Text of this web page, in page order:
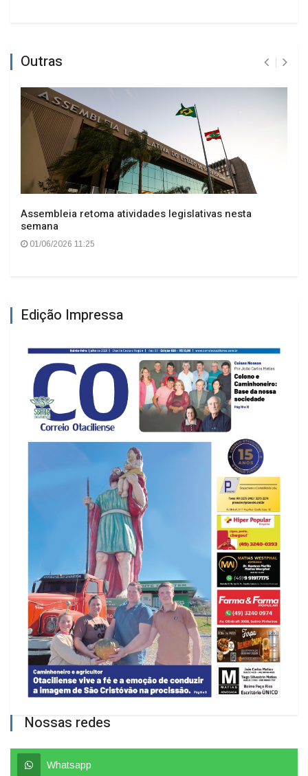
Outras
Assembleia retoma atividades legislativas nesta
semana
01/06/2026 11:25
Edição Impressa
Nossas redes
Whatsapp